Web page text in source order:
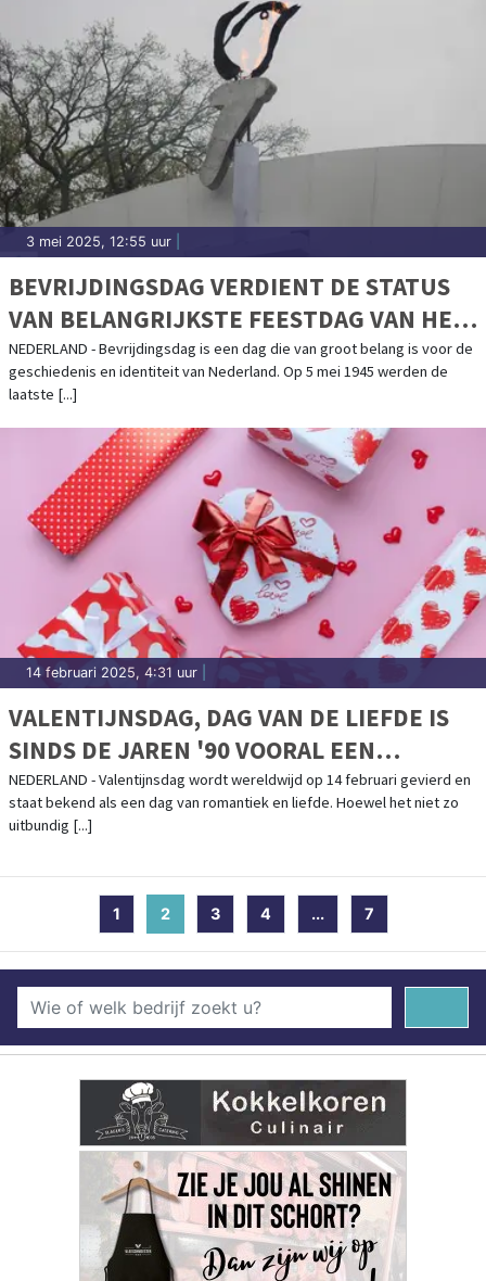
3 mei 2025, 12:55 uur
BEVRIJDINGSDAG VERDIENT DE STATUS
VAN BELANGRIJKSTE FEESTDAG VAN HET
JAAR
NEDERLAND - Bevrijdingsdag is een dag die van groot belang is voor de
geschiedenis en identiteit van Nederland. Op 5 mei 1945 werden de
laatste [...]
14 februari 2025, 4:31 uur
VALENTIJNSDAG, DAG VAN DE LIEFDE IS
SINDS DE JAREN '90 VOORAL EEN
COMMERCIEEL SUCCES
NEDERLAND - Valentijnsdag wordt wereldwijd op 14 februari gevierd en
staat bekend als een dag van romantiek en liefde. Hoewel het niet zo
uitbundig [...]
1 2(current)
3 4 ... 7